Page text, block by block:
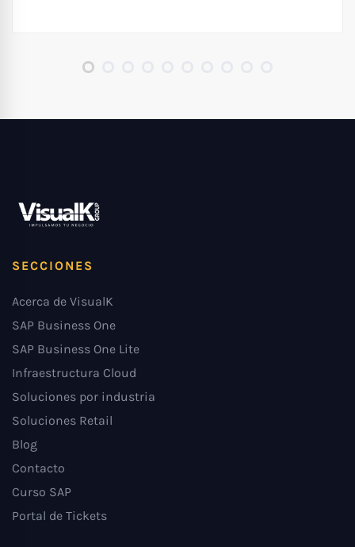
SECCIONES
Acerca de VisualK
SAP Business One
SAP Business One Lite
Infraestructura Cloud
Soluciones por industria
Soluciones Retail
Blog
Contacto
Curso SAP
Portal de Tickets